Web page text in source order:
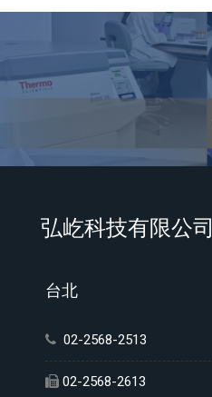
弘屹科技有限公司
台北
02-2568-2513
02-2568-2613